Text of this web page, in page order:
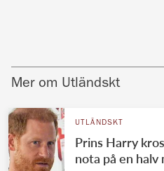
Mer om Utländskt
UTLÄNDSKT
Prins Harry
nota på en halv